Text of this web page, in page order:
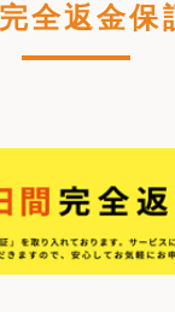
全返金保